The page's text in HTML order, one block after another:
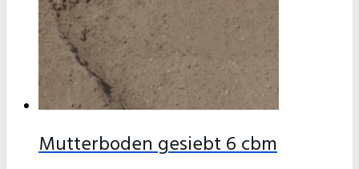
Mutterboden gesiebt 6 cbm